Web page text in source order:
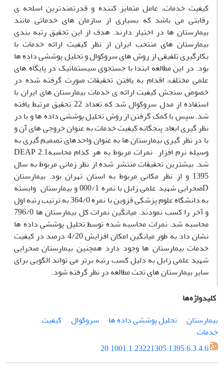
کیفیت خدمات، عامل متمایز کننده و قدرتمندترین اسلحه ی
رقابتی می باشد که بسیاری از سازمان های خدماتی مانند
بیمارستان ها در اختیار دارند. هدف از این تحقیق رتبه بندی
بیمارستان های منتخب ایران از نظر کیفیت ارائه خدمات با
بکارگیری تلفیقی از روش های سروکوال و تحلیل پوششی داده ها
بود. در این مطالعه ابتدا با جستجوی سیستماتیک در پایگاه های
علمی مختلف، اقدام به یافتن تحقیقات صورت گرفته شده در
خصوص سنجش کیفیت ارائه ی خدمات بیمارستان های ایران با
استفاده از مدل سروکوال شد که تعداد 22 تحقیق مرتبط یافته
شد. سپس با کمک گرفتن از روش تحلیل پوششی داده ها و با در
نظر گیری ابعاد پنجگانه کیفیت خدمات به عنوان خروجی های آن و
با در نظر گیری بیمارستان ها به عنوان واحدهای تصمیم گیری به
وسیله نرم افزار
DEAP 2.1نمرات مربوط به هر کدام محاسبه
شد. بیشترین تحقیقات منتشر شده از نظر زمانی مربوط به سال
1395 و از نظر مکانی مربوط به استان تهران بود. بیمارستان
صحرایی شهید علمی زابل با نمره 000/1 و بیمارستانD
وابسته
به دانشگاه علوم پزشکی قزوین با نمره 364/0 به ترتیب رتبه اول
و آخر را کسب نمودند. میانگین نمرات کل بیمارستان ها 796/0
محاسبه شد. نمرات محاسبه شده توسط تحلیل پوششی داده ها
نشان داد به طور میانگین امکان افزایش 4/20 درصد در کیفیت
خدمات بیمارستان ها وجود دارد همچنین بیمارستان صحرایی
شهید علمی زابل به دلیل کسب رتبه برتر می تواند الگویی برای
سایر بیمارستان های تحت مطالعه در نظر گرفته شود.
کلیدواژه‌ها
بیمارستان
تحلیل پوششی داده ها سروکوال
کیفیت
خدمات
20.1001.1.23221305.1395.6.3.4.6